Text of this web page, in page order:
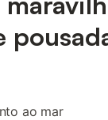
ao mar